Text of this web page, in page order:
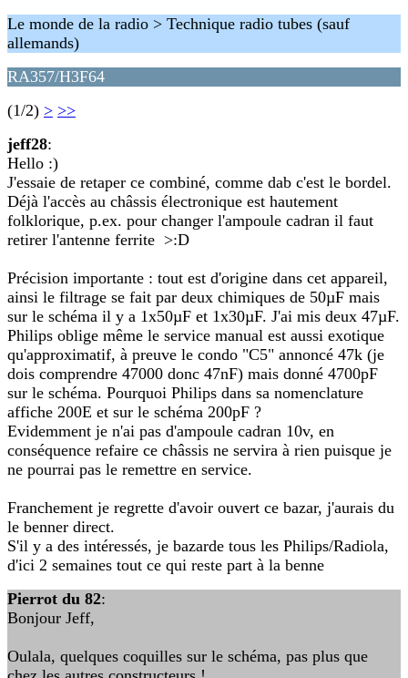
Le monde de la radio > Technique radio tubes (sauf
allemands)
RA357/H3F64
(1/2) > >>
jeff28:
Hello :)
J'essaie de retaper ce combiné, comme dab c'est le bordel.
Déjà l'accès au châssis électronique est hautement
folklorique, p.ex. pour changer l'ampoule cadran il faut
retirer l'antenne ferrite >:D
Précision importante : tout est d'origine dans cet appareil,
ainsi le filtrage se fait par deux chimiques de 50µF mais
sur le schéma il y a 1x50µF et 1x30µF. J'ai mis deux 47µF.
Philips oblige même le service manual est aussi exotique
qu'approximatif, à preuve le condo "C5" annoncé 47k (je
dois comprendre 47000 donc 47nF) mais donné 4700pF
sur le schéma. Pourquoi Philips dans sa nomenclature
affiche 200E et sur le schéma 200pF ?
Evidemment je n'ai pas d'ampoule cadran 10v, en
conséquence refaire ce châssis ne servira à rien puisque je
ne pourrai pas le remettre en service.
Franchement je regrette d'avoir ouvert ce bazar, j'aurais du
le benner direct.
S'il y a des intéressés, je bazarde tous les Philips/Radiola,
d'ici 2 semaines tout ce qui reste part à la benne
Pierrot du 82:
Bonjour Jeff,
Oulala, quelques coquilles sur le schéma, pas plus que